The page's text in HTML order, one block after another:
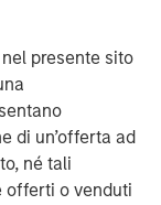
presente sito
di un’offerta ad
né tali
offerti o venduti